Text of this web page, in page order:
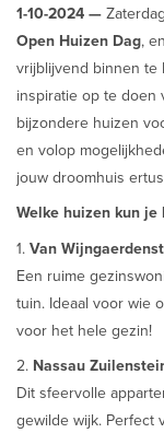
1-10-2024 —
Open Huizen Dag,
vrijblijvend binnen te
inspiratie op te doen
bijzondere huizen
en volop
jouw droomhuis
Welke huizen kun je
1.Van
Een ruime
tuin. Ideaal voor wie
voor het hele gezin!
2. Nassau
Dit sfeervolle
gewilde wijk. Perfect